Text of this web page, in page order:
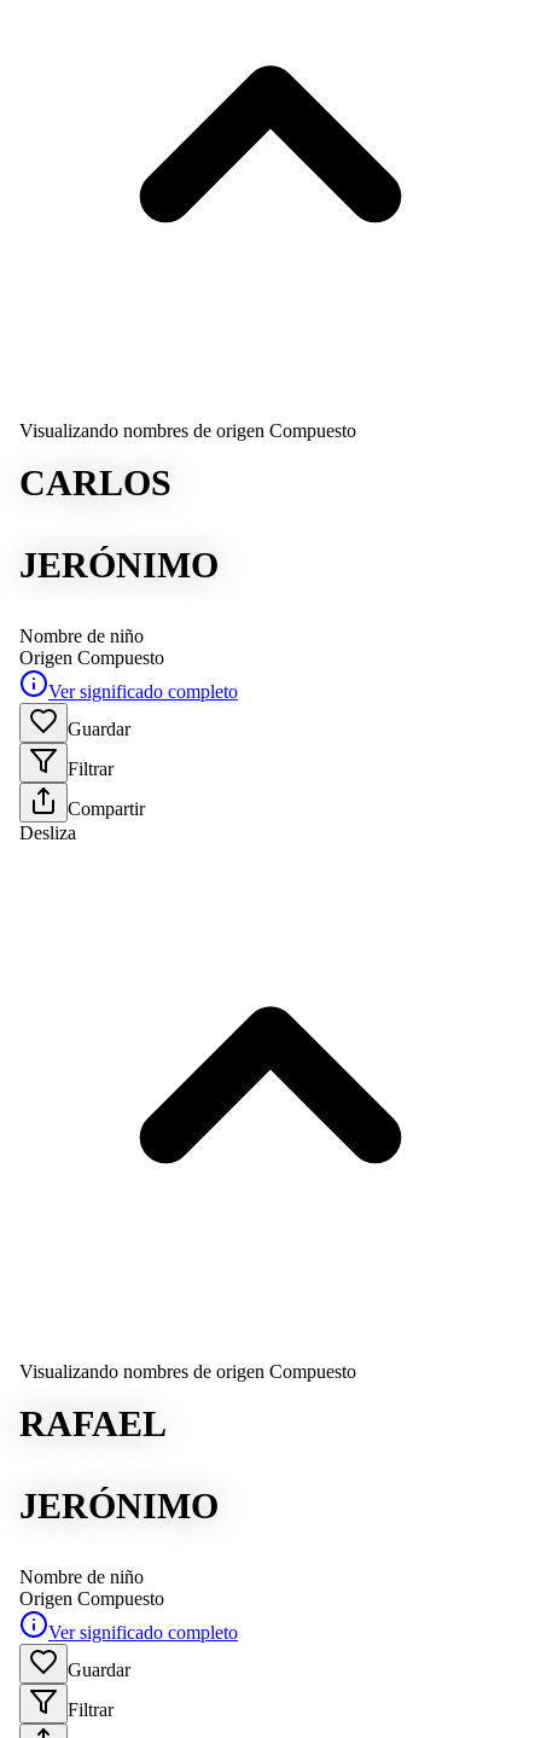
Visualizando nombres de origen Compuesto
CARLOS
JERÓNIMO
Nombre de niño
Origen Compuesto
Ver significado completo
Guardar
Filtrar
Compartir
Desliza
Visualizando nombres de origen Compuesto
RAFAEL
JERÓNIMO
Nombre de niño
Origen Compuesto
Ver significado completo
Guardar
Filtrar